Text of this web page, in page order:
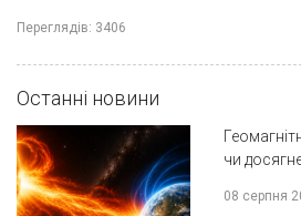
Переглядів: 3406
Останні новини
чи
08 серпня